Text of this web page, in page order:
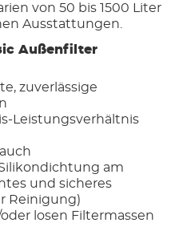
von 50 bis 1500 Liter
Ausstattungen.
Außenfilter
zuverlässige
Leistungsverhältnis
am
und sicheres
Reinigung)
losen Filtermassen